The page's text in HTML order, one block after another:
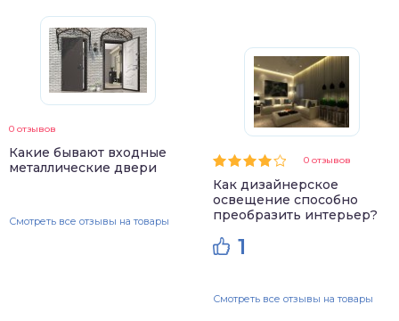
0 отзывов
Какие бывают входные
металлические двери
Смотреть все отзывы на товары
0 отзывов
Как дизайнерское
освещение способно
преобразить интерьер?
1
Смотреть все отзывы на товары